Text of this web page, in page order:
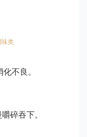
味类
不良。
碎吞下。